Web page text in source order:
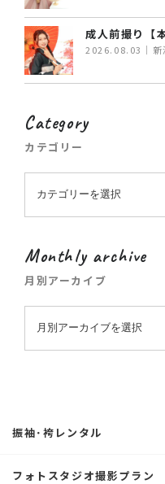
成人前撮り【
2026.08.03｜新
Category
カテゴリー
Monthly archive
月別アーカイブ
振袖･袴レンタル
フォトスタジオ撮影プラン